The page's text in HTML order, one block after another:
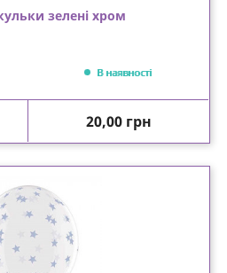
зелені хром
В наявності
Ціна
20,00 грн